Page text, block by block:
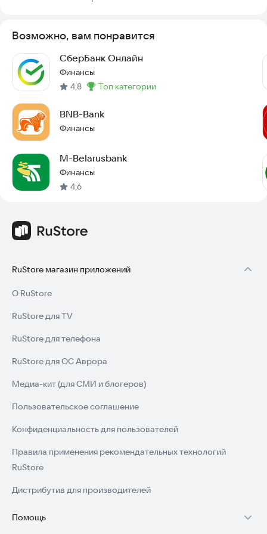
Возможно, вам понравится
СберБанк Онлайн
Финансы
4,8
Метка:
топ категории
BNB-Bank
Финансы
M-Belarusbank
Финансы
4,6
RuStore магазин приложений
О RuStore
RuStore для TV
RuStore для телефона
RuStore для ОС Аврора
Медиа-кит (для СМИ и блогеров)
Пользовательское соглашение
Конфиденциальность для пользователей
Правила применения рекомендательных технологий
RuStore
Дистрибутив для производителей
Помощь